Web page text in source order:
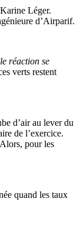
Léger.
d’Airparif.
réaction se
verts restent
d’air au lever du
de l’exercice.
pour les
quand les taux